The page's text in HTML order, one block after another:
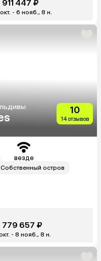
911 447 ₽
- 6 нояб., 8 н.
10
14 отзывов
везде
Собственный остров
779 657 ₽
- 8 нояб., 8 н.